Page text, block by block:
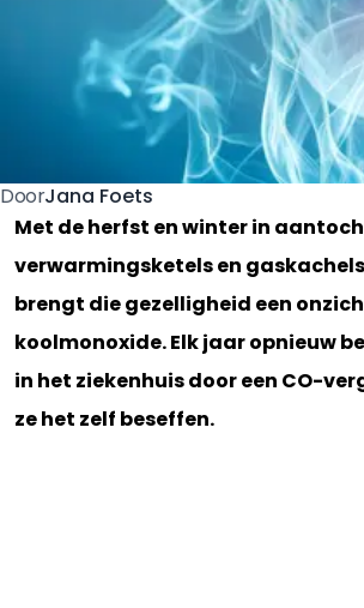
DoorJana Foets
Met de herfst en winter in
verwarmingsketels en
brengt die gezelligheid een
koolmonoxide. Elk jaar opnieuw
in het ziekenhuis door een CO-
ze het zelf beseffen.